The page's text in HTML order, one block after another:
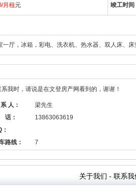
月租元 竣工时间
一厅，冰箱，彩电、洗衣机、热水器、双人床、
系我时，请说是在文登房产网看到的，谢谢！
人：
梁先生
话：
13863063619
路线：
7
关于我们 - 联系